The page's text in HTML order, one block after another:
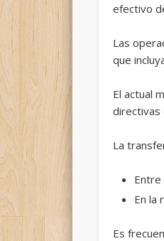
efectivo
Las
que
El actual
directivas
La
Entre
En la
Es